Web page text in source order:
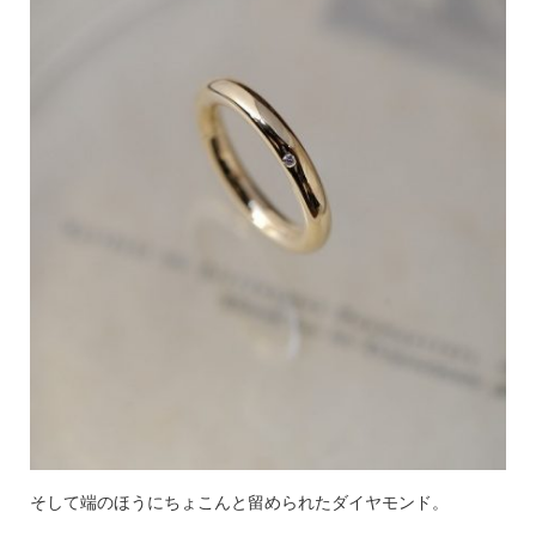
そして端のほうにちょこんと留められたダイヤモンド。